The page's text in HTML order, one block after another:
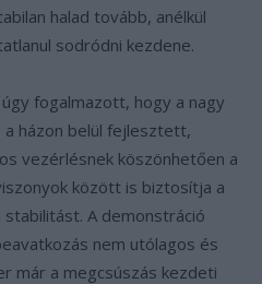
halad tovább, anélkül
sodródni kezdene.
fogalmazott, hogy a nagy
házon belül fejlesztett,
vezérlésnek köszönhetően a
között is biztosítja a
A demonstráció
nem utólagos és
már a megcsúszás kezdeti